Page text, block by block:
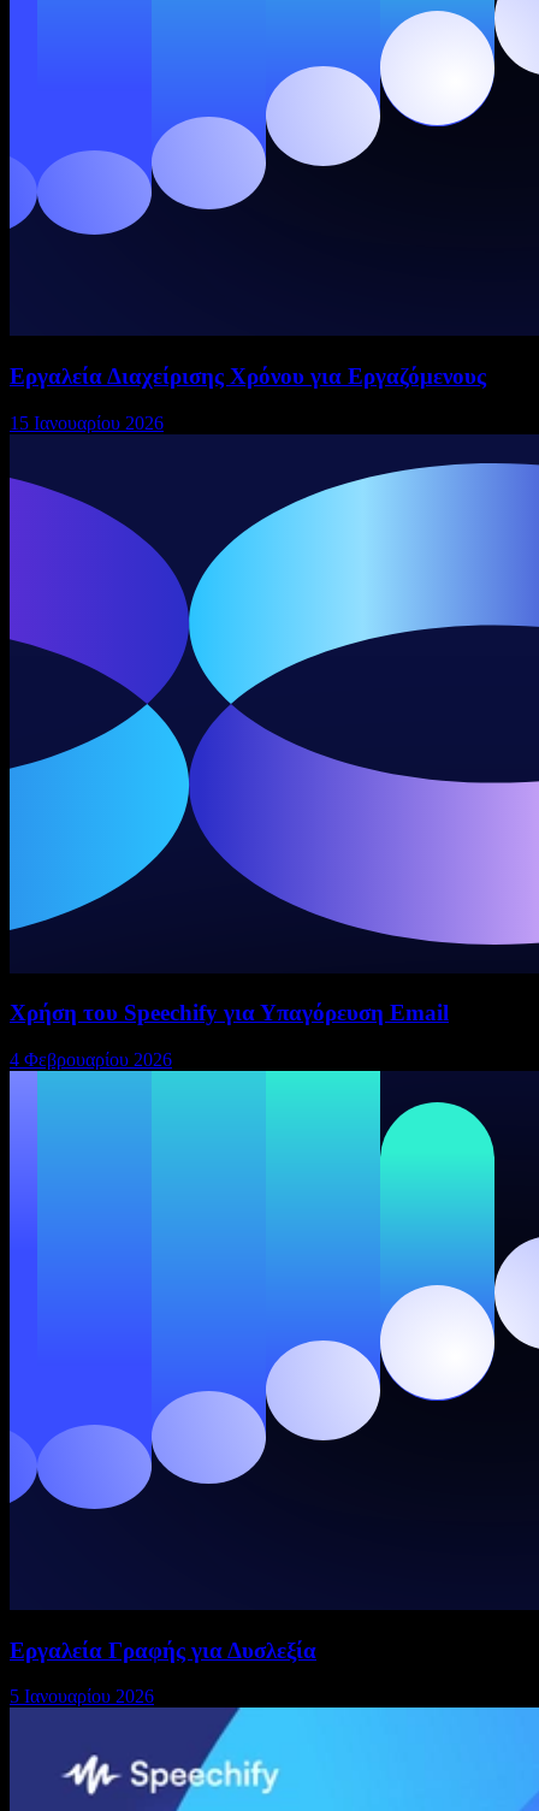
Εργαλεία Διαχείρισης Χρόνου για Εργαζόμενους
15 Ιανουαρίου 2026
Χρήση του Speechify για Υπαγόρευση Email
4 Φεβρουαρίου 2026
Εργαλεία Γραφής για Δυσλεξία
5 Ιανουαρίου 2026